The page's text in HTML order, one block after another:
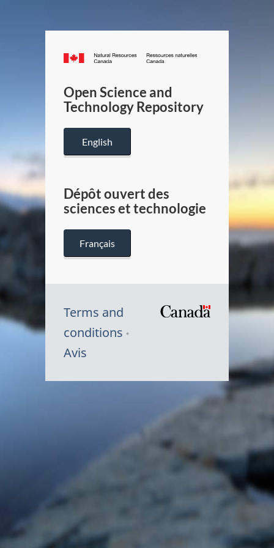
Canada.ca
/
Canada
Open Science and
Technology Repository
English
Dépôt ouvert des
sciences et technologie
Français
Terms and
conditions
Avis
du